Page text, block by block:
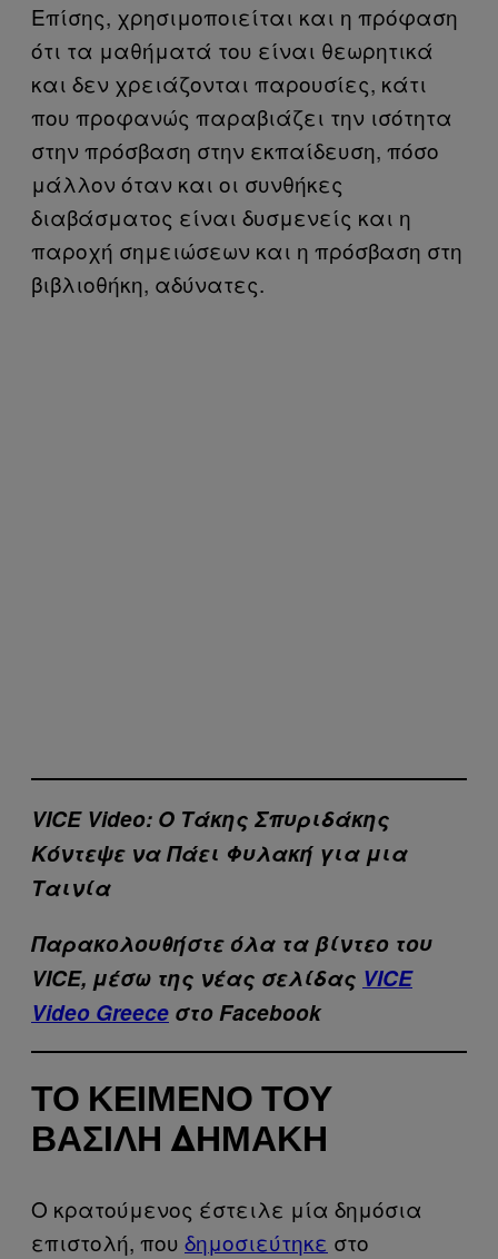
Επίσης, χρησιμοποιείται και η πρόφαση
ότι τα μαθήματά του είναι θεωρητικά
και δεν χρειάζονται παρουσίες, κάτι
που προφανώς παραβιάζει την ισότητα
στην πρόσβαση στην εκπαίδευση, πόσο
μάλλον όταν και οι συνθήκες
διαβάσματος είναι δυσμενείς και η
παροχή σημειώσεων και η πρόσβαση στη
βιβλιοθήκη, αδύνατες.
VICE Video: Ο Τάκης Σπυριδάκης
Κόντεψε να Πάει Φυλακή για μια
Ταινία
Παρακολουθήστε όλα τα βίντεo του
VICE, μέσω της νέας σελίδας VICE
Video Greece στο Facebook
ΤΟ ΚΕΊΜΕΝΟ ΤΟΥ
ΒΑΣΊΛΗ ΔΗΜΆΚΗ
Ο κρατούμενος έστειλε μία δημόσια
επιστολή, που δημοσιεύτηκε στο